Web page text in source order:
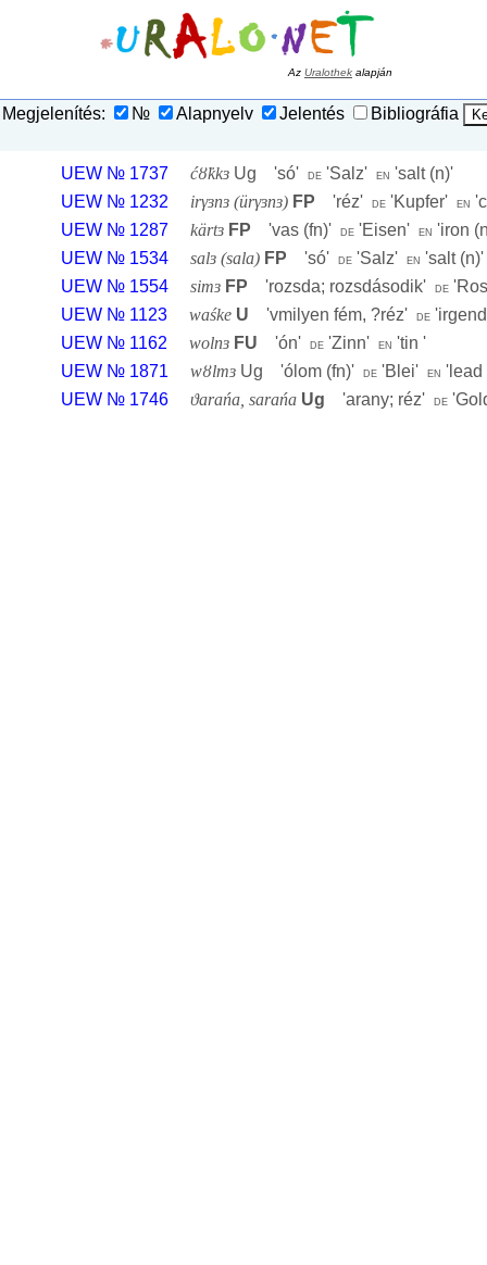
Az Uralothek alapján
Megjelenítés: № Alapnyelv Jelentés Bibliográfia
UEW № 1737 ćȣ̈kkɜ Ug 'só' de 'Salz' en 'salt (n)'
UEW № 1232
irγɜnɜ (ürγɜnɜ) FP 'réz' de 'Kupfer' en '
UEW № 1287
kärtɜ FP 'vas (fn)' de 'Eisen' en 'iron
UEW № 1534
salɜ (sala) FP 'só' de 'Salz' en 'salt (n)'
UEW № 1554
simɜ FP 'rozsda; rozsdásodik' de '
UEW № 1123
waśke U 'vmilyen fém, ?réz' de '
UEW № 1162
wolnɜ FU 'ón' de 'Zinn' en 'tin '
UEW № 1871
wȣlmɜ Ug 'ólom (fn)' de 'Blei' en '
UEW № 1746
ϑarańa, sarańa Ug 'arany; réz' de '